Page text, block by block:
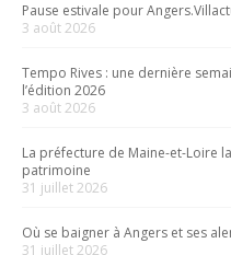
Pause estivale pour
3 août 2026
Tempo Rives : une dernière
l’édition 2026
3 août 2026
La préfecture de Maine-et-Loire
patrimoine
31 juillet 2026
Où se baigner à Angers et ses
31 juillet 2026